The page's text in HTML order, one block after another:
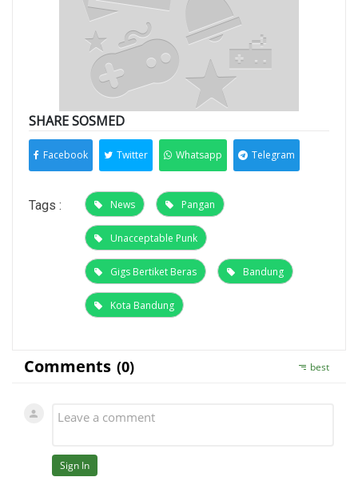
SHARE SOSMED
Facebook Twitter Whatsapp Telegram
Tags : News Pangan
Unacceptable Punk
Gigs Bertiket Beras Bandung
Kota Bandung